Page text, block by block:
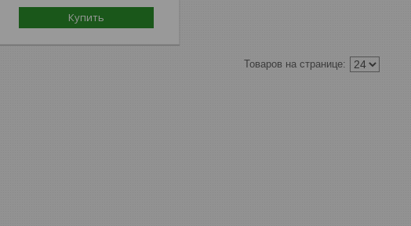
Купить